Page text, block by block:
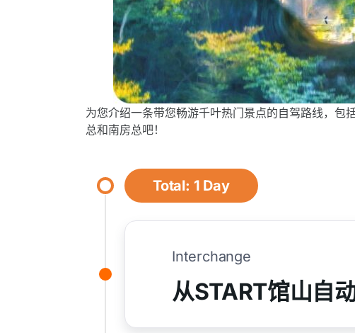
为您介绍一条带您畅游千叶热门景点的自驾路线，包
总和南房总吧！
Total: 1 Day
Interchange
从START馆山自